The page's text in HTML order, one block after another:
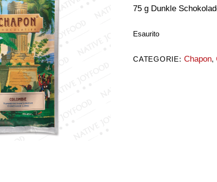
75 g Dunkle
Esaurito
CATEGORIE: Chapon,